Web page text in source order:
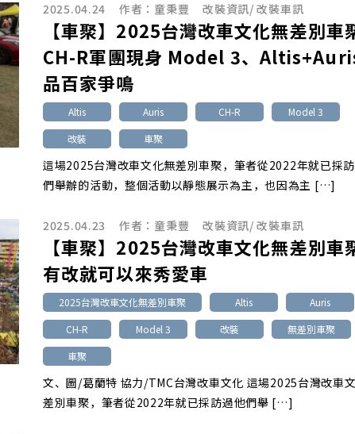
2025.04.24 作者： 童秉豐 改裝資訊/改裝車訊
【車聚】2025台灣改車文化無差別車
CH-R軍團現身 Model 3、
品百家爭鳴
Altis Auris CH-R
Model 3
改裝
車聚
這場2025台灣改車文化無差別車聚，筆者從2022年就已採
們舉辦的活動，整個活動以靜態展示為主，也因為主 […]
2025.04.23 作者： 童秉豐 改裝資訊/改裝車訊
【車聚】2025台灣改車文化無差別車
有改就可以來秀愛車
2025台灣改車文化無差別車聚 Altis
Auris
CH-R
Model 3 改裝
無差別車聚
車聚
文、圖/葛蘭特 協力/TMC台灣改車文化 這場2025台灣改車
差別車聚，筆者從2022年就已採訪過他們舉 […]